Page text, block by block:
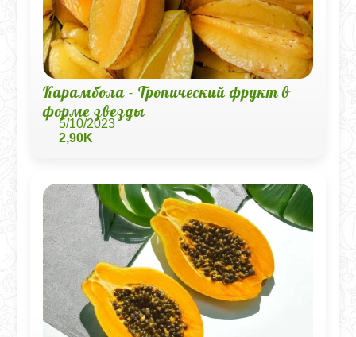
Карамбола - Тропический фрукт в
форме звезды
5/10/2023
2,90K